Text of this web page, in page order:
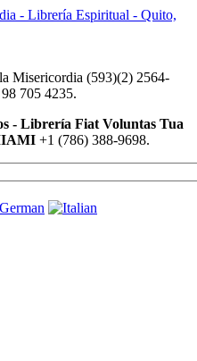
(593)(2) 2564-
705 4235.
+1 (786) 388-9698.